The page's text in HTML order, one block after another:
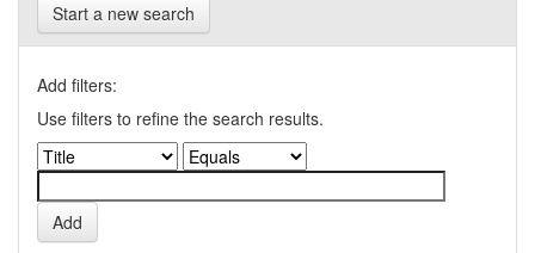
Start a new search
Add filters:
Use filters to refine the search results.